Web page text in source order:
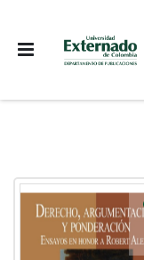
COEDICIONES
Skip
Skip
beginning